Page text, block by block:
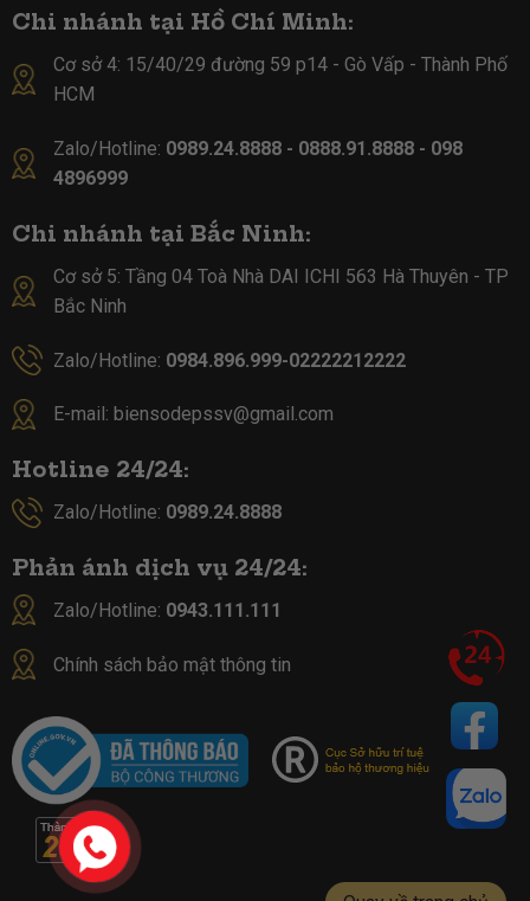
Chi nhánh tại Hồ Chí Minh:
Cơ sở 4: 15/40/29 đường 59 p14 - Gò Vấp - Thành Phố
HCM
Zalo/Hotline: 0989.24.8888 - 0888.91.8888 - 098
4896999
Chi nhánh tại Bắc Ninh:
Cơ sở 5: Tầng 04 Toà Nhà DAI ICHI 563 Hà Thuyên - TP
Bắc Ninh
Zalo/Hotline: 0984.896.999-02222212222
E-mail: biensodepssv@gmail.com
Hotline 24/24:
Zalo/Hotline: 0989.24.8888
Phản ánh dịch vụ 24/24:
Zalo/Hotline: 0943.111.111
Chính sách bảo mật thông tin